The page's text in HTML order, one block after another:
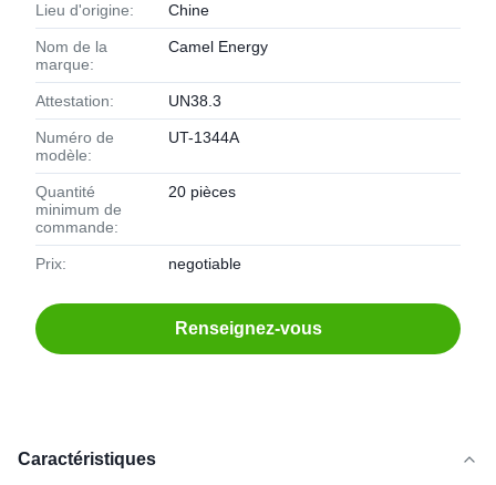
Lieu d'origine: Chine
Nom de la
marque:
Camel Energy
Attestation: UN38.3
Numéro de
modèle:
UT-1344A
Quantité
minimum de
commande:
20 pièces
Prix: negotiable
Renseignez-vous
Caractéristiques